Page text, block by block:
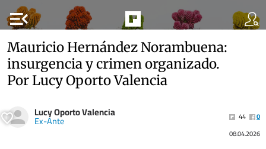
menu_open
Mauricio Hernández Norambuena:
insurgencia y crimen organizado.
Por Lucy Oporto Valencia
Lucy Oporto Valencia
Ex-Ante 44
0
08.04.2026